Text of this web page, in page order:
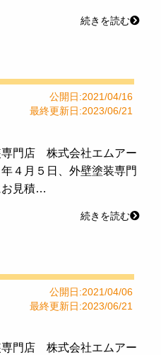
続きを読む
公開日:2021/04/16
最終更新日:2023/06/21
門店 株式会社エムアー
４月５日、外壁塗装専門
見積…
続きを読む
公開日:2021/04/06
最終更新日:2023/06/21
門店 株式会社エムアー